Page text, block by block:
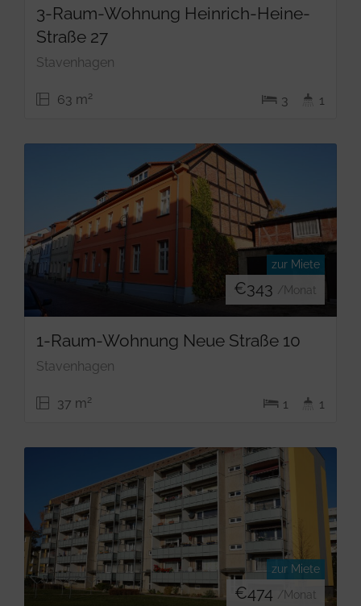
3-Raum-Wohnung Heinrich-Heine-
Straße 27
Stavenhagen
63 m2 3 1
zur Miete
€343 /Monat
1-Raum-Wohnung Neue Straße 10
Stavenhagen
37 m2 1 1
zur Miete
€474 /Monat